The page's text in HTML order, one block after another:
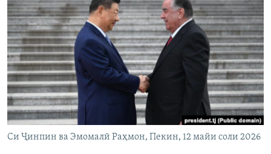
ГУЗОРИШҲОИ РАДИОӢ
Русский
ПАЙГИРӢ КУНЕД
Ҳамаи сомонаҳои RFE/RL
Си Ҷинпин ва Эмомалӣ Раҳмон, Пекин, 12 майи соли 2026